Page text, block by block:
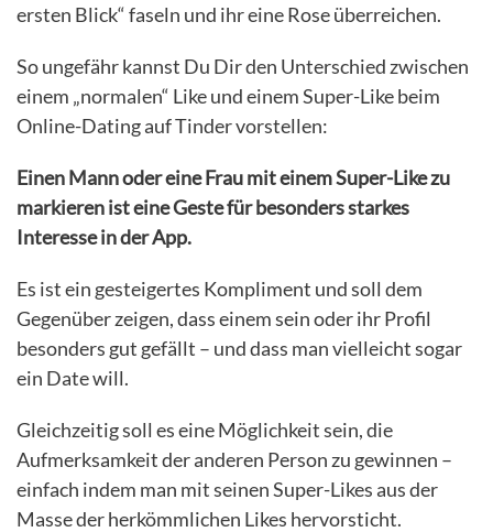
ersten Blick“ faseln und ihr eine Rose überreichen.
So ungefähr kannst Du Dir den Unterschied zwischen
einem „normalen“ Like und einem Super-Like beim
Online-Dating auf Tinder vorstellen:
Einen Mann oder eine Frau mit einem Super-Like zu
markieren ist eine Geste für besonders starkes
Interesse in der App.
Es ist ein gesteigertes Kompliment und soll dem
Gegenüber zeigen, dass einem sein oder ihr Profil
besonders gut gefällt – und dass man vielleicht sogar
ein Date will.
Gleichzeitig soll es eine Möglichkeit sein, die
Aufmerksamkeit der anderen Person zu gewinnen –
einfach indem man mit seinen Super-Likes aus der
Masse der herkömmlichen Likes hervorsticht.